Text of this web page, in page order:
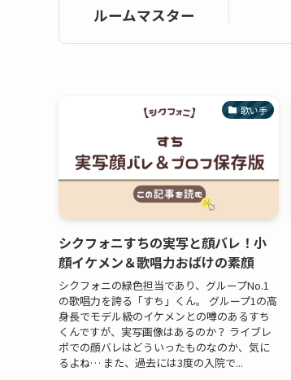
ルームマスター
歌い手
シクフォニすちの実写と顔バレ！小
顔イケメン＆歌唱力おばけの素顔
シクフォニの緑色担当であり、グループNo.1
の歌唱力を誇る「すち」くん。 グループ1の高
身長でモデル級のイケメンとの噂のあるすち
くんですが、実写画像はあるのか？ ライブレ
ポでの顔バレはどういったものなのか、気に
るよね… また、過去には3度の入院で...